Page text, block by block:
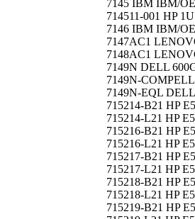
7145 IBM IBM/
714511-001 HP
7146 IBM IBM/
7147AC1
7148AC1
7149N DELL
7149N-
7149N-EQL
715214-B21 HP
715214-L21 HP
715216-B21 HP
715216-L21 HP
715217-B21 HP
715217-L21 HP
715218-B21 HP
715218-L21 HP
715219-B21 HP